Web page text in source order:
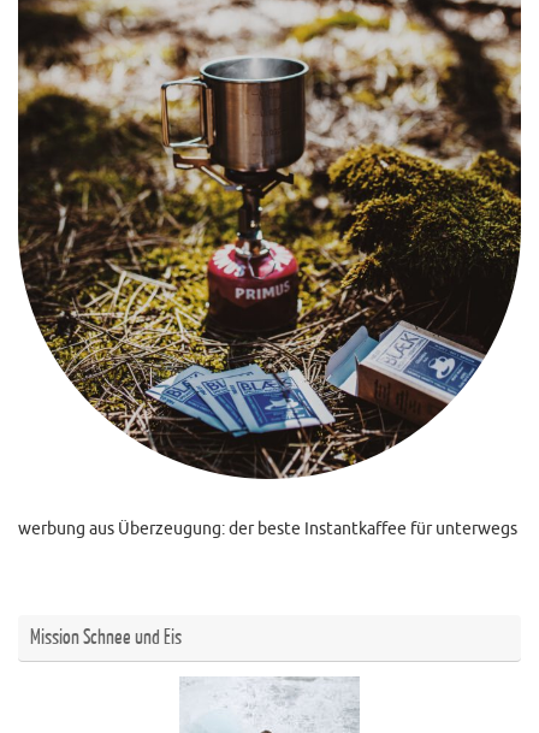
werbung aus Überzeugung: der beste Instantkaffee für unterwegs
Mission Schnee und Eis